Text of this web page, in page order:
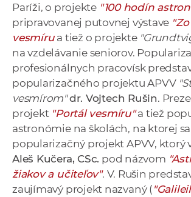
Paríži, o projekte "100 hodín
pripravovanej putovnej výstave
vesmírua tiež o projekte
na vzdelávanie seniorov.
profesionálnych pracovísk
popularizačného projektu APVV
vesmírom" dr. Vojtech Rušin.
projekt "Portál vesmíru"a tiež
astronómie na školách, na ktorej
popularizačný projekt APVV, ktorý
Aleš Kučera, CSc. pod názvom
žiakov a učiteľov". V. Rušin
zaujímavý projekt nazvaný (